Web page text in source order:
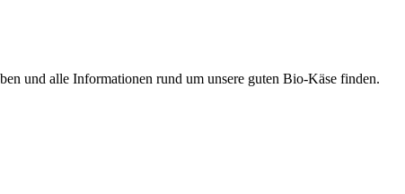
und alle Informationen rund um unsere guten Bio-Käse finden.